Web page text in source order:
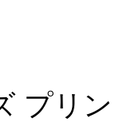
プリン